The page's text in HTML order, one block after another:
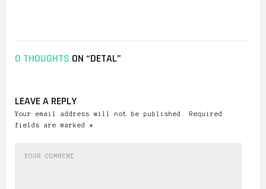
0 THOUGHTS ON “DETAL”
LEAVE A REPLY
Your email address will not be published. Required
fields are marked *